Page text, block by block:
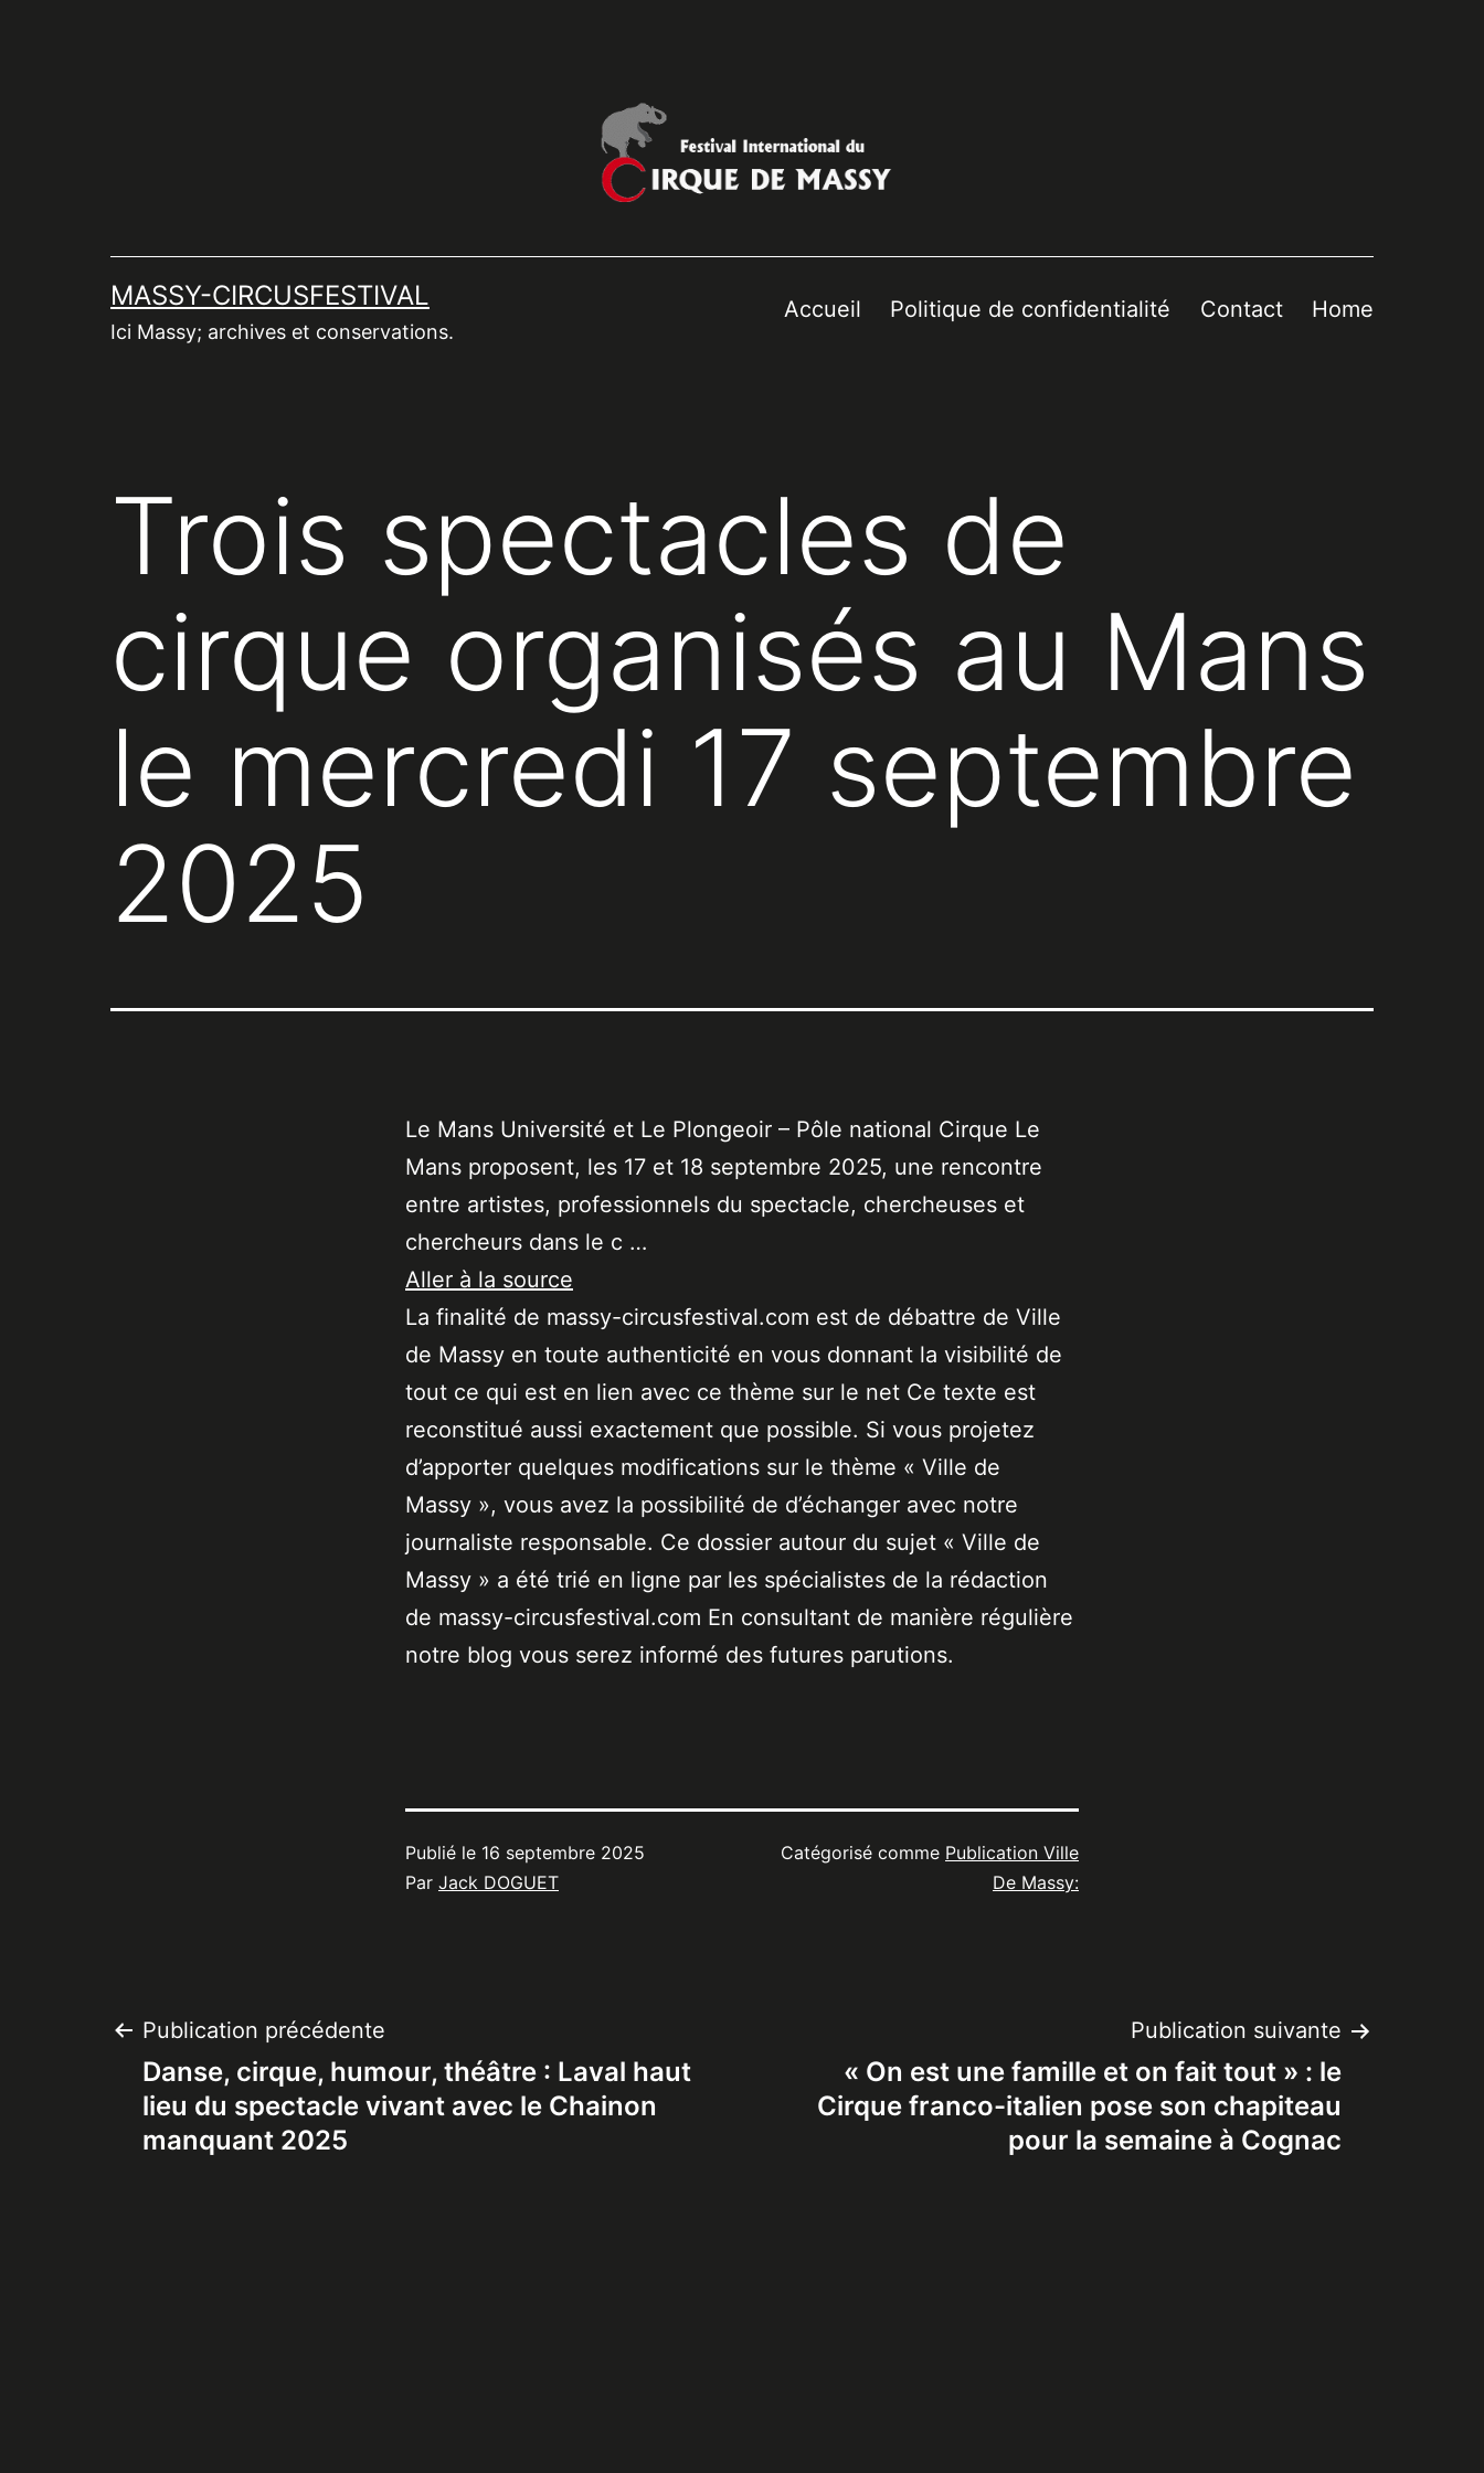
MASSY-CIRCUSFESTIVAL
Ici Massy; archives et conservations.
Accueil Politique de confidentialité Contact Home
Trois spectacles de
cirque organisés au Mans
le mercredi 17 septembre
2025
Le Mans Université et Le Plongeoir – Pôle national Cirque Le
Mans proposent, les 17 et 18 septembre 2025, une rencontre
entre artistes, professionnels du spectacle, chercheuses et
chercheurs dans le c …
Aller à la source
La finalité de massy-circusfestival.com est de débattre de Ville
de Massy en toute authenticité en vous donnant la visibilité de
tout ce qui est en lien avec ce thème sur le net Ce texte est
reconstitué aussi exactement que possible. Si vous projetez
d’apporter quelques modifications sur le thème « Ville de
Massy », vous avez la possibilité de d’échanger avec notre
journaliste responsable. Ce dossier autour du sujet « Ville de
Massy » a été trié en ligne par les spécialistes de la rédaction
de massy-circusfestival.com En consultant de manière régulière
notre blog vous serez informé des futures parutions.
Publié le 16 septembre 2025
Par Jack DOGUET
Catégorisé comme Publication Ville
De Massy:
Navigation
de
Publication précédente
Danse, cirque, humour, théâtre : Laval haut
lieu du spectacle vivant avec le Chainon
manquant 2025
Publication suivante
« On est une famille et on fait tout » : le
Cirque franco-italien pose son chapiteau
pour la semaine à Cognac